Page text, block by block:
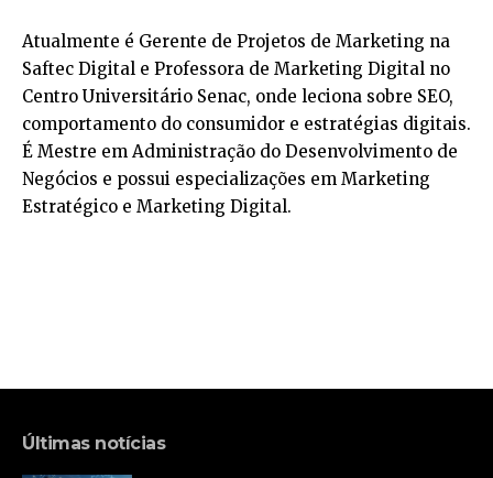
Atualmente é Gerente de Projetos de Marketing na
Saftec Digital e Professora de Marketing Digital no
Centro Universitário Senac, onde leciona sobre SEO,
comportamento do consumidor e estratégias digitais.
É Mestre em Administração do Desenvolvimento de
Negócios e possui especializações em Marketing
Estratégico e Marketing Digital.
Últimas notícias